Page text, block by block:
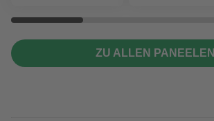
ZU ALLEN PANEELEN